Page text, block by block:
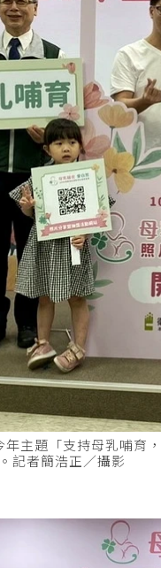
主題「支持母乳哺
記者簡浩正／攝影